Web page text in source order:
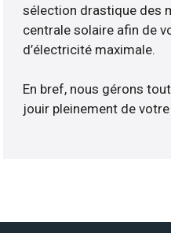
sélection drastique des
centrale solaire afin de
d’électricité maximale.
En bref, nous gérons
jouir pleinement de